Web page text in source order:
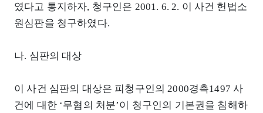
였다고 통지하자, 청구인은 2001. 6. 2. 이 사건 헌법소
원심판을 청구하였다.
나. 심판의 대상
이 사건 심판의 대상은 피청구인의 2000경촉1497 사
건에 대한 ‘무혐의 처분’이 청구인의 기본권을 침해하